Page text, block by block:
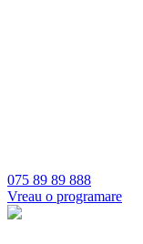
075 89 89 888
Vreau o programare